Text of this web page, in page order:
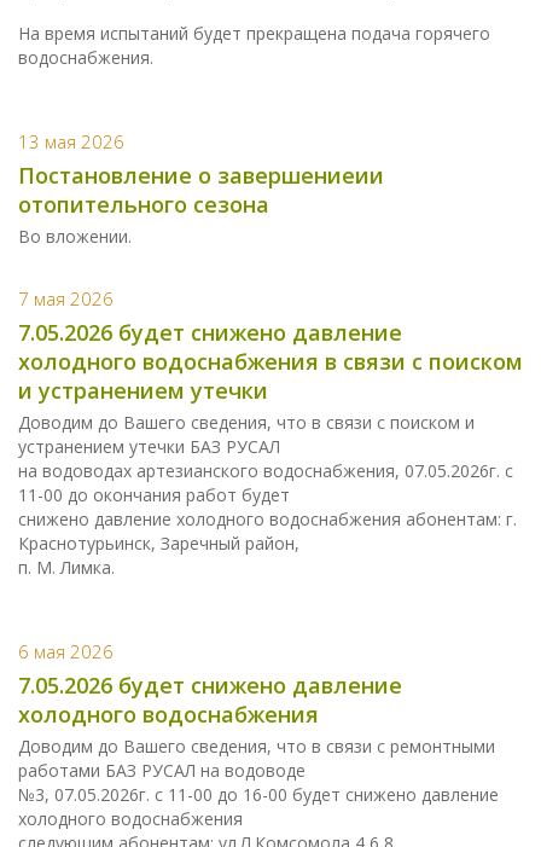
На время испытаний будет прекращена подача горячего
водоснабжения.
13 мая 2026
Постановление о завершениеии
отопительного сезона
Во вложении.
7 мая 2026
7.05.2026 будет снижено давление
холодного водоснабжения в связи с поиском
и устранением утечки
Доводим до Вашего сведения, что в связи с поиском и
устранением утечки БАЗ РУСАЛ
на водоводах артезианского водоснабжения, 07.05.2026г. с
11-00 до окончания работ будет
снижено давление холодного водоснабжения абонентам: г.
Краснотурьинск, Заречный район,
п. М. Лимка.
6 мая 2026
7.05.2026 будет снижено давление
холодного водоснабжения
Доводим до Вашего сведения, что в связи с ремонтными
работами БАЗ РУСАЛ на водоводе
№3, 07.05.2026г. с 11-00 до 16-00 будет снижено давление
холодного водоснабжения